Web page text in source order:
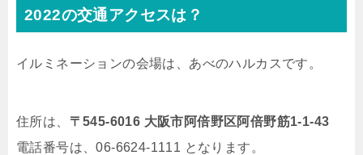
2022の交通アクセスは？
イルミネーションの会場は、あべのハルカスです。
住所は、 〒545-6016 大阪市阿倍野区阿倍野筋1-1-43
電話番号は、06-6624-1111 となります。